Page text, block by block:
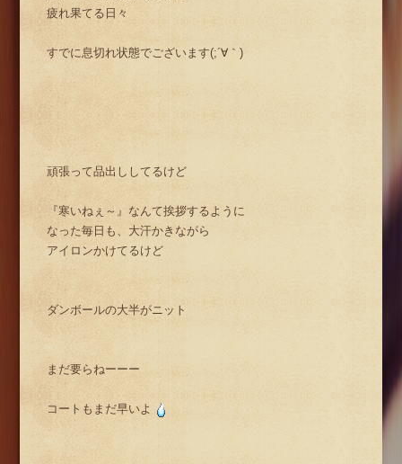
疲れ果てる日々
すでに息切れ状態でございます(;´∀｀)
頑張って品出ししてるけど
『寒いねぇ～』なんて挨拶するように
なった毎日も、大汗かきながら
アイロンかけてるけど
ダンボールの大半がニット
まだ要らねーーー
コートもまだ早いよ